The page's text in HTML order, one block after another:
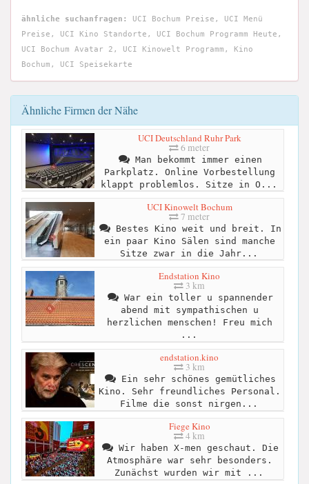
ähnliche suchanfragen:
UCI Bochum Preise, UCI Menü
Preise, UCI Kino Standorte, UCI Bochum Programm Heute,
UCI Bochum Avatar 2, UCI Kinowelt Programm, Kino
Bochum, UCI Speisekarte
Ähnliche Firmen der Nähe
UCI Deutschland Ruhr Park
6 meter
Man bekommt immer einen
Parkplatz. Online Vorbestellung
klappt problemlos. Sitze in O...
UCI Kinowelt Bochum
7 meter
Bestes Kino weit und breit. In
ein paar Kino Sälen sind manche
Sitze zwar in die Jahr...
Endstation Kino
3 km
War ein toller u spannender
abend mit sympathischen u
herzlichen menschen! Freu mich
...
endstation.kino
3 km
Ein sehr schönes gemütliches
Kino. Sehr freundliches Personal.
Filme die sonst nirgen...
Fiege Kino
4 km
Wir haben X-men geschaut. Die
Atmosphäre war sehr besonders.
Zunächst wurden wir mit ...